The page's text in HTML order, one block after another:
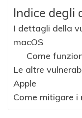
Indice degli
I dettagli della
macOS
Come
Le altre
Apple
Come mitigare i